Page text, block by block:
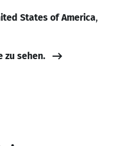
States of America,
zu sehen.